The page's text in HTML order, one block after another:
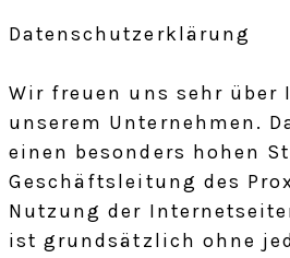
Datenschutzerklärung
Wir freuen uns sehr über
unserem Unternehmen.
einen besonders hohen
Geschäftsleitung des
Nutzung der
ist grundsätzlich ohne